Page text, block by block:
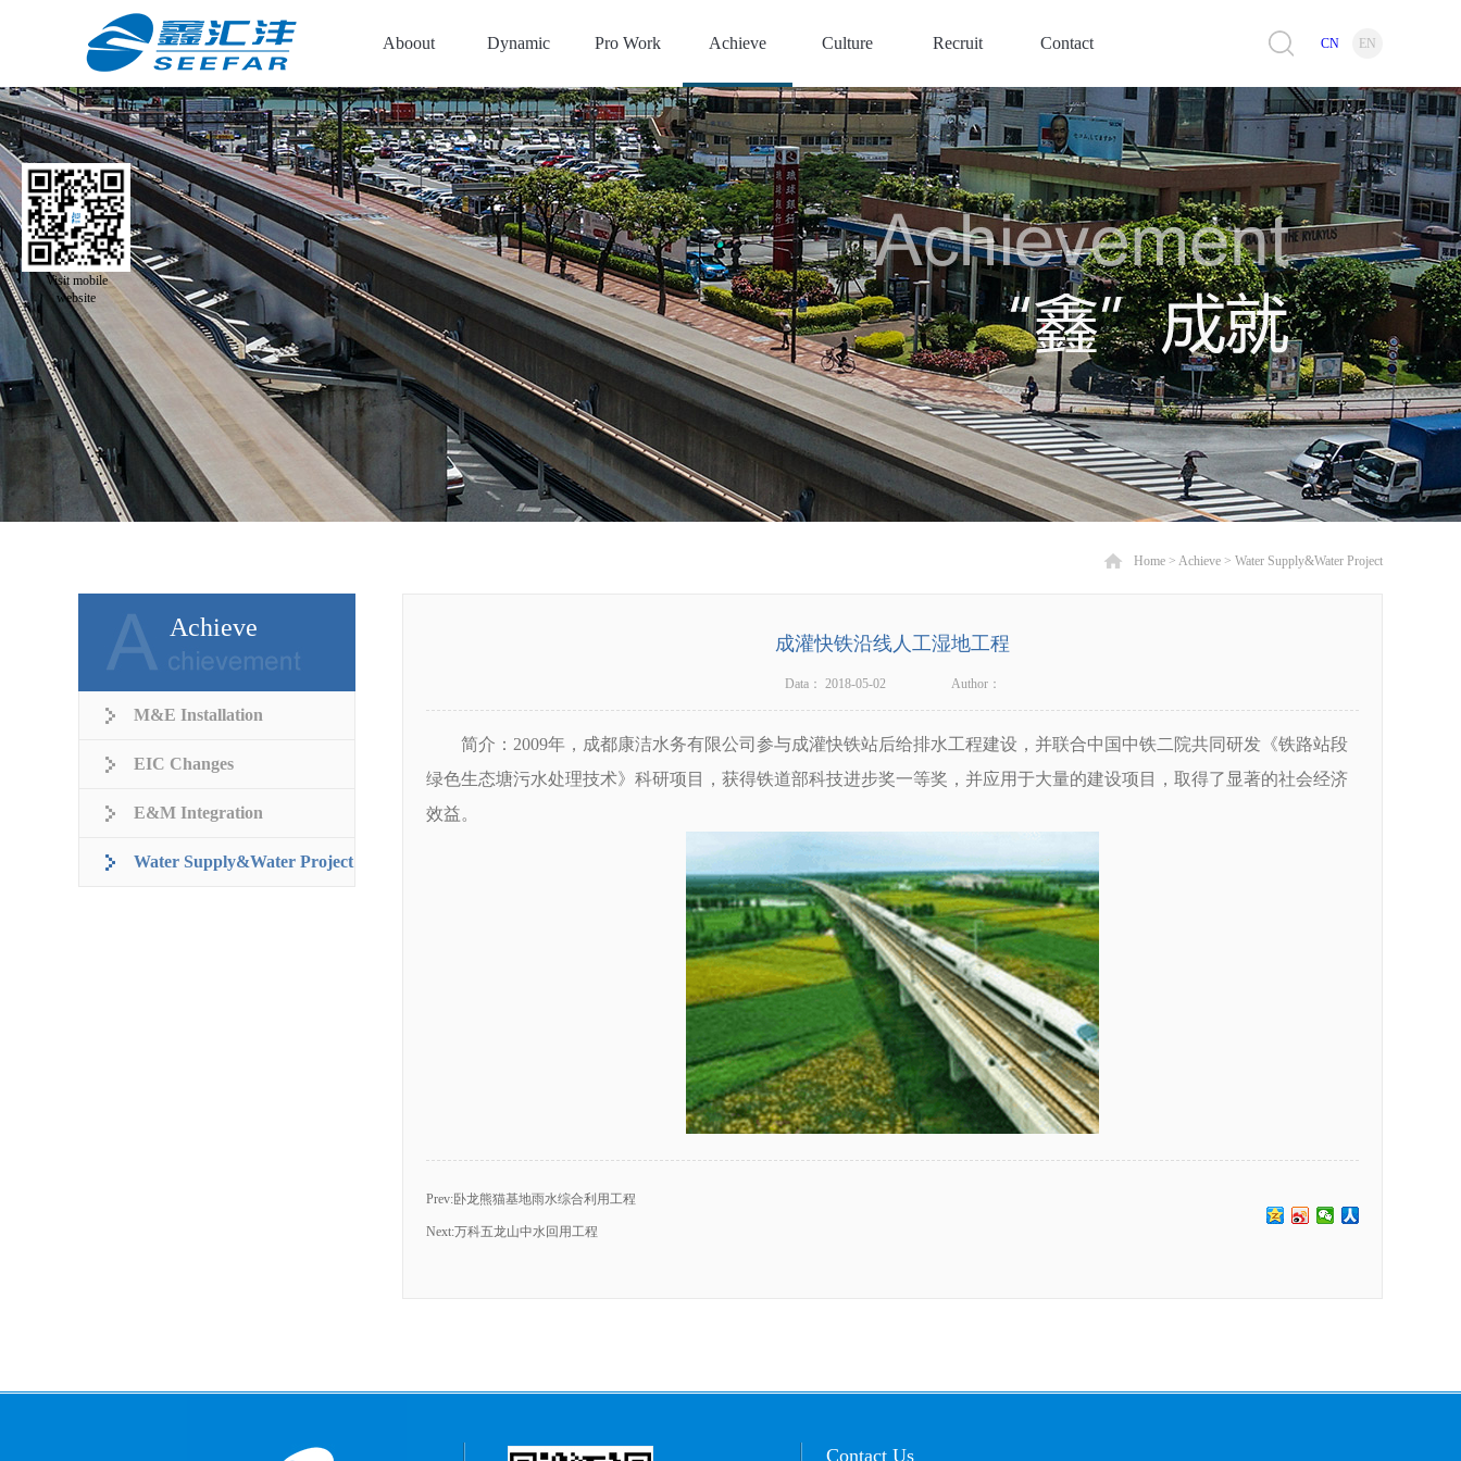
Aboout Dynamic Pro Work Achieve Culture Recruit Contact CN EN
Home > Achieve > Water Supply&Water Project
Achieve
M&E Installation
EIC Changes
E&M Integration
Water Supply&Water Project
成灌快铁沿线人工湿地工程
Data： 2018-05-02 Author：
简介：2009年，成都康洁水务有限公司参与成灌快铁站后给排水工程建设，并联合中国中铁二院共同研发《铁路站段
绿色生态塘污水处理技术》科研项目，获得铁道部科技进步奖一等奖，并应用于大量的建设项目，取得了显著的社会经济
效益。
Prev:卧龙熊猫基地雨水综合利用工程
Next:万科五龙山中水回用工程
Contact Us
Visit mobile
website